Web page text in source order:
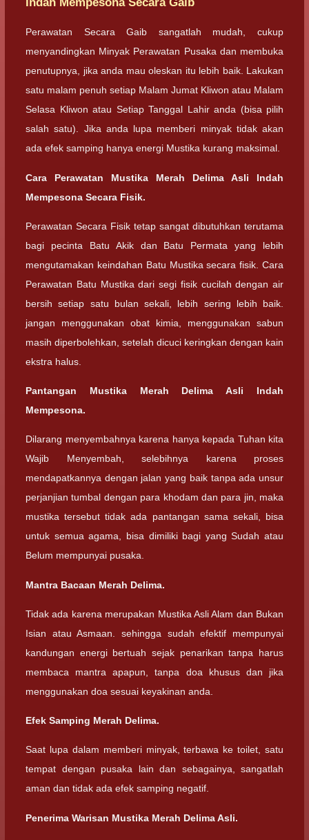
Perawatan Secara Gaib sangatlah mudah, cukup
menyandingkan Minyak Perawatan Pusaka dan membuka
penutupnya, jika anda mau oleskan itu lebih baik. Lakukan
satu malam penuh setiap Malam Jumat Kliwon atau Malam
Selasa Kliwon atau Setiap Tanggal Lahir anda (bisa pilih
salah satu). Jika anda lupa memberi minyak tidak akan
ada efek samping hanya energi Mustika kurang maksimal.
Cara Perawatan Mustika Merah Delima Asli Indah
Mempesona Secara Fisik.
Perawatan Secara Fisik tetap sangat dibutuhkan terutama
bagi pecinta Batu Akik dan Batu Permata yang lebih
mengutamakan keindahan Batu Mustika secara fisik. Cara
Perawatan Batu Mustika dari segi fisik cucilah dengan air
bersih setiap satu bulan sekali, lebih sering lebih baik.
jangan menggunakan obat kimia, menggunakan sabun
masih diperbolehkan, setelah dicuci keringkan dengan kain
ekstra halus.
Pantangan Mustika Merah Delima Asli Indah
Mempesona.
Dilarang menyembahnya karena hanya kepada Tuhan kita
Wajib Menyembah, selebihnya karena proses
mendapatkannya dengan jalan yang baik tanpa ada unsur
perjanjian tumbal dengan para khodam dan para jin, maka
mustika tersebut tidak ada pantangan sama sekali, bisa
untuk semua agama, bisa dimiliki bagi yang Sudah atau
Belum mempunyai pusaka.
Mantra Bacaan Merah Delima.
Tidak ada karena merupakan Mustika Asli Alam dan Bukan
Isian atau Asmaan. sehingga sudah efektif mempunyai
kandungan energi bertuah sejak penarikan tanpa harus
membaca mantra apapun, tanpa doa khusus dan jika
menggunakan doa sesuai keyakinan anda.
Efek Samping Merah Delima.
Saat lupa dalam memberi minyak, terbawa ke toilet, satu
tempat dengan pusaka lain dan sebagainya, sangatlah
aman dan tidak ada efek samping negatif.
Penerima Warisan Mustika Merah Delima Asli.